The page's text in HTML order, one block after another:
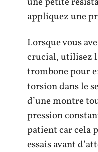
appliquez une
Lorsque vous
crucial, utilisez
trombone pour
torsion dans le
d’une montre
pression
patient car cela
essais avant